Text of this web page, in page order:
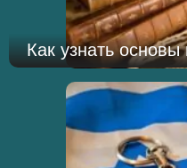
Как узнать